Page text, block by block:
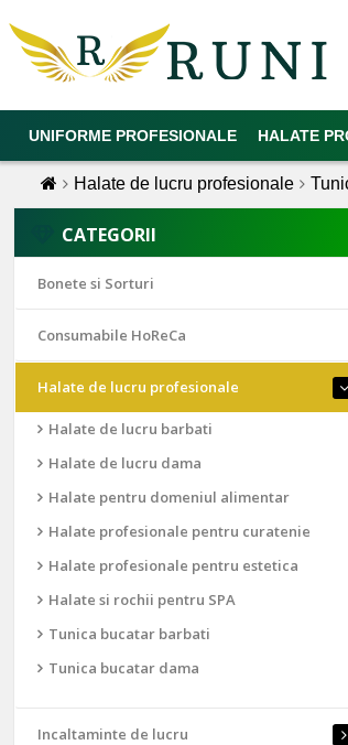
UNIFORME PROFESIONALE HALATE
Halate de lucru profesionale
CATEGORII
Bonete si Sorturi
Consumabile HoReCa
Halate de lucru profesionale
Halate de lucru barbati
Halate de lucru dama
Halate pentru domeniul alimentar
Halate profesionale pentru curatenie
Halate profesionale pentru estetica
Halate si rochii pentru SPA
Tunica bucatar barbati
Tunica bucatar dama
Incaltaminte de lucru